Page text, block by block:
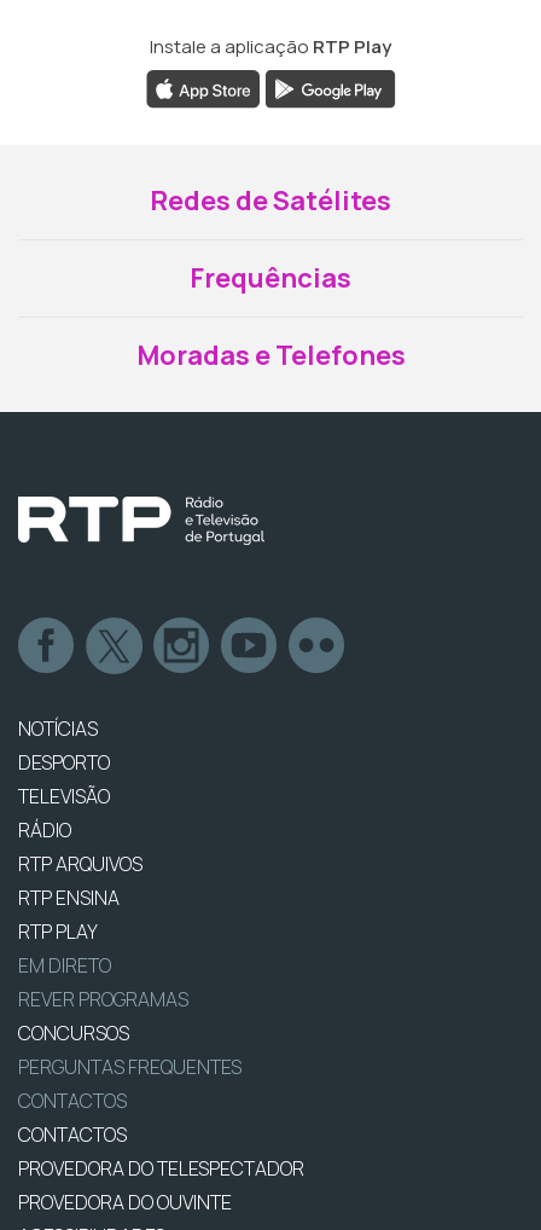
Instale a aplicação RTP Play
Redes de Satélites
Frequências
Moradas e Telefones
NOTÍCIAS
DESPORTO
TELEVISÃO
RÁDIO
RTP ARQUIVOS
RTP ENSINA
RTP PLAY
EM DIRETO
REVER PROGRAMAS
CONCURSOS
PERGUNTAS FREQUENTES
CONTACTOS
CONTACTOS
PROVEDORA DO TELESPECTADOR
PROVEDORA DO OUVINTE